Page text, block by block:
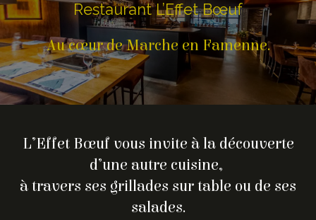
Restaurant L’Effet Bœuf
Au cœur de Marche en Famenne.
L’Effet Bœuf vous invite à la découverte
d’une autre cuisine,
à travers ses grillades sur table ou de ses
salades.